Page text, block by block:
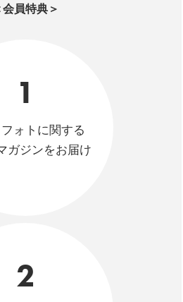
会員特典＞
1
ォトに関する
ガジンをお届け
2